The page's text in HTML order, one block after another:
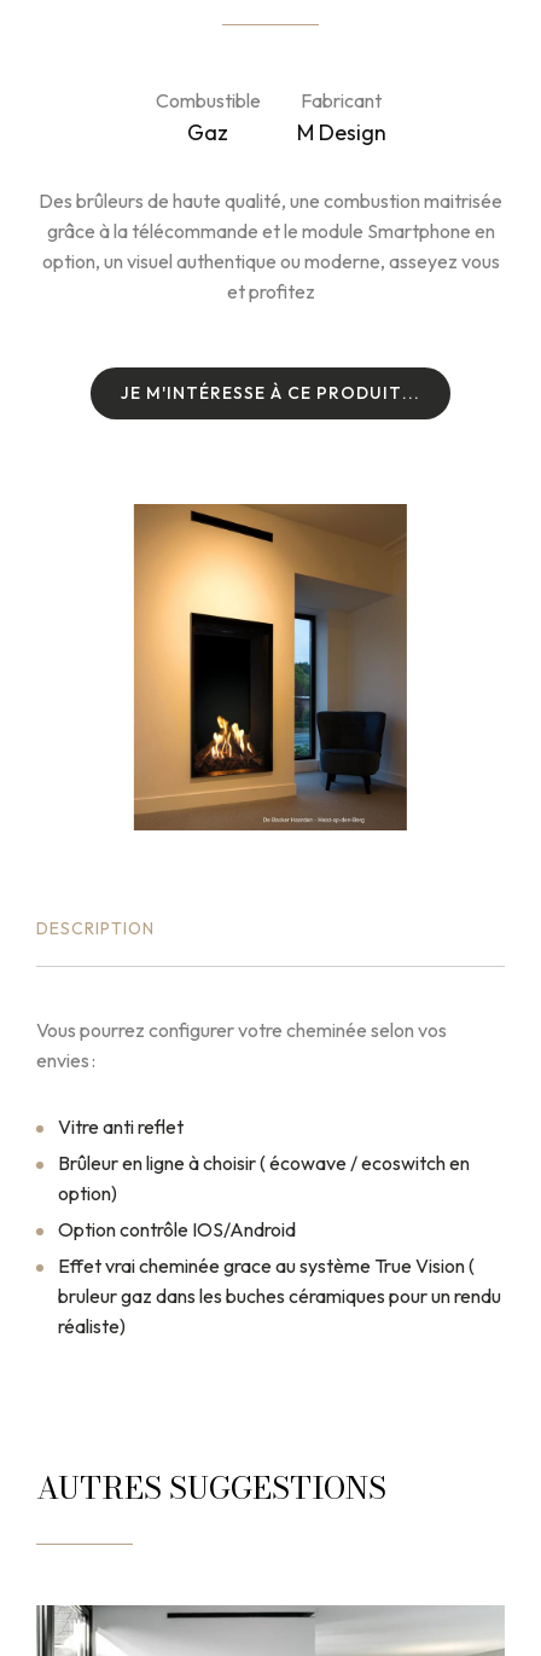
Combustible
Gaz
Fabricant
M Design
Des brûleurs de haute qualité, une combustion maitrisée
grâce à la télécommande et le module Smartphone en
option, un visuel authentique ou moderne, asseyez vous
et profitez
JE M'INTÉRESSE À CE PRODUIT...
JE M'INTÉRESSE À CE PRODUIT...
DESCRIPTION
Vous pourrez configurer votre cheminée selon vos
envies :
Vitre anti reflet
Brûleur en ligne à choisir ( écowave / ecoswitch en
option)
Option contrôle IOS/Android
Effet vrai cheminée grace au système True Vision (
bruleur gaz dans les buches céramiques pour un rendu
réaliste)
AUTRES SUGGESTIONS